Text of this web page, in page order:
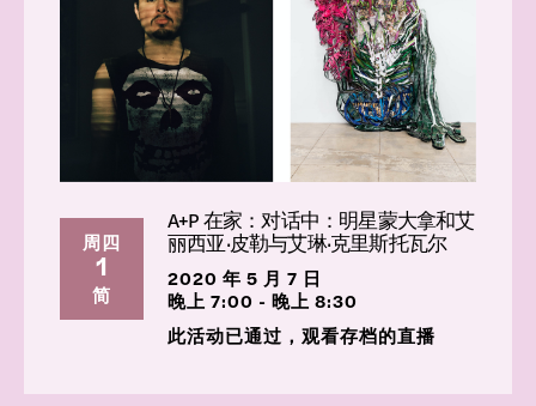
周四
1
简
A+P 在家：对话中：明星蒙大拿和艾
丽西亚·皮勒与艾琳·克里斯托瓦尔
2020 年 5 月 7 日
晚上 7:00 - 晚上 8:30
此活动已通过，观看存档的直播